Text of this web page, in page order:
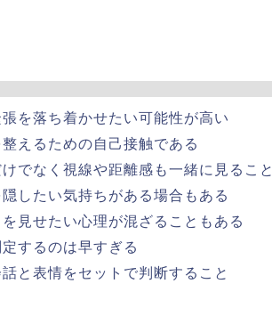
を落ち着かせたい可能性が高い
えるための自己接触である
でなく視線や距離感も一緒に見ること
したい気持ちがある場合もある
見せたい心理が混ざることもある
するのは早すぎる
と表情をセットで判断すること